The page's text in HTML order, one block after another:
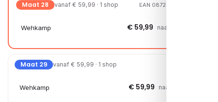
Maat 28 vanaf € 59,99 · 1 shop EAN 08721108009000
Wehkamp € 59,99 naar shop →
Maat 29 vanaf € 59,99 · 1 shop
Wehkamp € 59,99 naar shop →